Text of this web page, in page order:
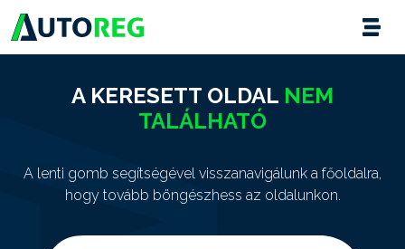
A KERESETT OLDAL NEM
TALÁLHATÓ
A lenti gomb segítségével visszanavigálunk a főoldalra,
hogy tovább böngészhess az oldalunkon.